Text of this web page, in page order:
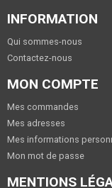
INFORMATION
Qui sommes-nous
Contactez-nous
MON COMPTE
Mes commandes
Mes adresses
Mes informations
Mon mot de passe
MENTIONS